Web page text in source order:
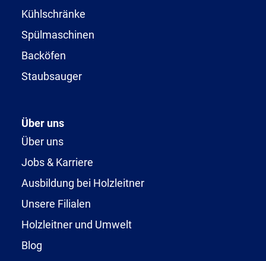
Kühlschränke
Spülmaschinen
Backöfen
Staubsauger
Über uns
Über uns
Jobs & Karriere
Ausbildung bei Holzleitner
Unsere Filialen
Holzleitner und Umwelt
Blog